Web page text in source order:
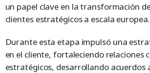
un papel clave en la transformación
clientes estratégicos a escala europea.
Durante esta etapa impulsó una
en el cliente, fortaleciendo relaciones
estratégicos, desarrollando acuerdos